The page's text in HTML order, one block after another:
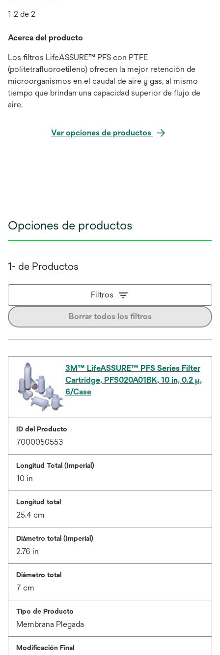
1-2 de 2
Acerca del producto
Los filtros LifeASSURE™ PFS con PTFE
(politetrafluoroetileno) ofrecen la mejor retención de
microorganismos en el caudal de aire y gas, al mismo
tiempo que brindan una capacidad superior de flujo de
aire.
Ver opciones de productos
Opciones de productos
1- de Productos
Filtros
Borrar todos los filtros
3M™ LifeASSURE™ PFS Series Filter
Cartridge, PFS020A01BK, 10 in, 0.2 µ,
6/Case
ID del Producto
7000050553
Longitud Total (Imperial)
10 in
Longitud total
25.4 cm
Diámetro total (Imperial)
2.76 in
Diámetro total
7 cm
Tipo de Producto
Membrana Plegada
Modificación Final